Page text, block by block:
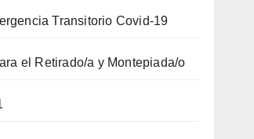
Transitorio Covid-19
el Retirado/a y Montepiada/o